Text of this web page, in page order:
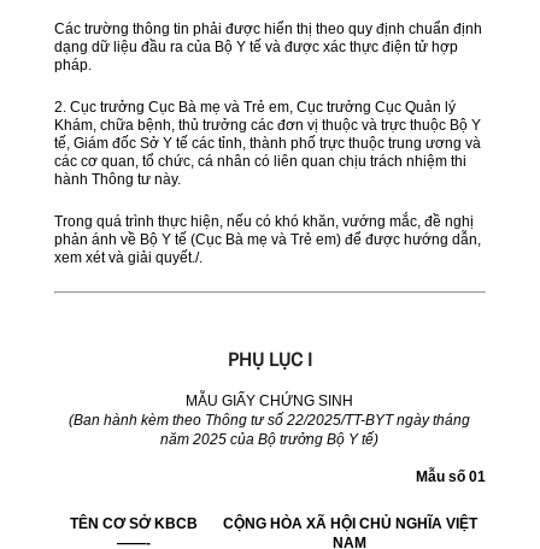
Các trường thông tin phải được hiển thị theo quy định chuẩn định
dạng dữ liệu đầu ra của Bộ Y tế và được xác thực điện tử hợp
pháp.
2. Cục trưởng Cục Bà mẹ và Trẻ em, Cục trưởng Cục Quản lý
Khám, chữa bệnh, thủ trưởng các đơn vị thuộc và trực thuộc Bộ Y
tế, Giám đốc Sở Y tế các tỉnh, thành phố trực thuộc trung ương và
các cơ quan, tổ chức, cá nhân có liên quan chịu trách nhiệm thi
hành Thông tư này.
Trong quá trình thực hiện, nếu có khó khăn, vướng mắc, đề nghị
phản ánh về Bộ Y tế (Cục Bà mẹ và Trẻ em) để được hướng dẫn,
xem xét và giải quyết./.
PHỤ LỤC I
MẪU GIẤY CHỨNG SINH
(Ban hành kèm theo Thông tư số 22/2025/TT-BYT ngày tháng
năm 2025 của Bộ trưởng Bộ Y tế)
Mẫu số 01
TÊN CƠ SỞ KBCB
——-
CỘNG HÒA XÃ HỘI CHỦ NGHĨA VIỆT
NAM